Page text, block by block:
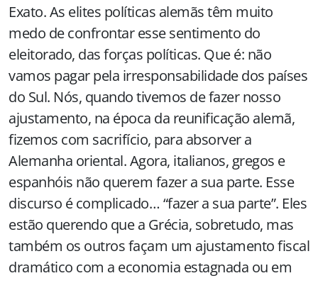
Exato. As elites políticas alemãs têm muito
medo de confrontar esse sentimento do
eleitorado, das forças políticas. Que é: não
vamos pagar pela irresponsabilidade dos países
do Sul. Nós, quando tivemos de fazer nosso
ajustamento, na época da reunificação alemã,
fizemos com sacrifício, para absorver a
Alemanha oriental. Agora, italianos, gregos e
espanhóis não querem fazer a sua parte. Esse
discurso é complicado… “fazer a sua parte”. Eles
estão querendo que a Grécia, sobretudo, mas
também os outros façam um ajustamento fiscal
dramático com a economia estagnada ou em